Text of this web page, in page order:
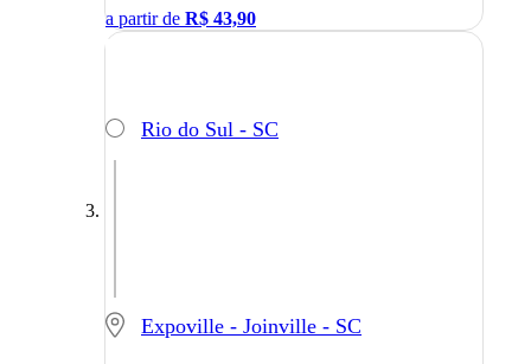
a partir de R$ 43,90
Rio do Sul - SC
Expoville - Joinville - SC